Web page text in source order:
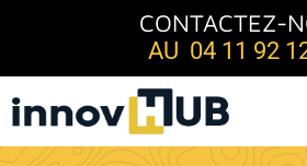
CONTACTEZ-
AU 04 11 92